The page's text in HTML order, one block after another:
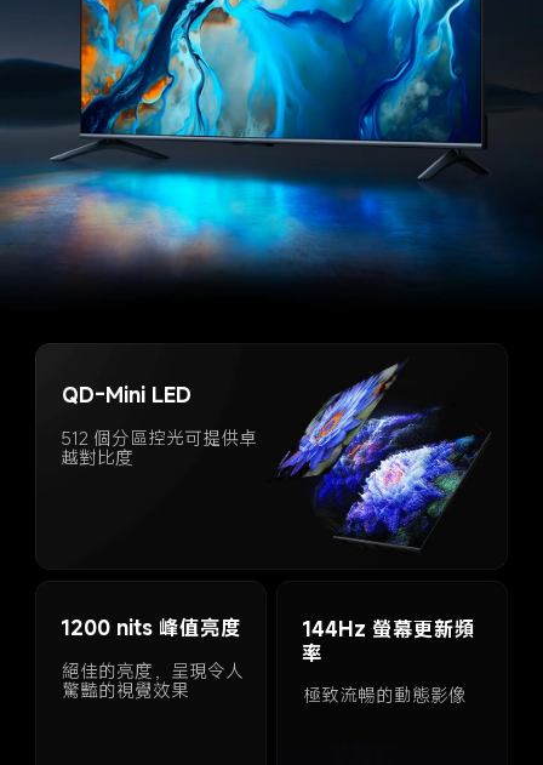
QD-Mini LED
512 個分區控光可提供卓
越對比度
1200 nits 峰值亮度
絕佳的亮度，呈現令人
驚豔的視覺效果
144Hz 螢幕更新頻
率
極致流暢的動態影像